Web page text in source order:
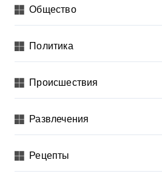
Общество
Политика
Происшествия
Развлечения
Рецепты